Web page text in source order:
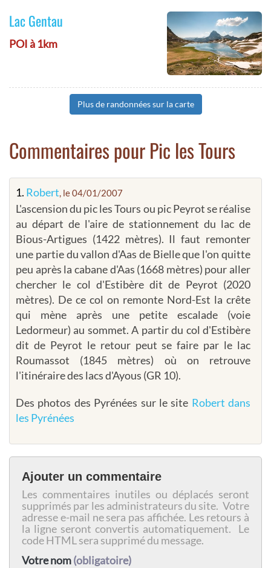
Lac Gentau
POI à 1km
Plus de randonnées sur la carte
Commentaires pour Pic les Tours
1. Robert, le 04/01/2007
L'ascension du pic les Tours ou pic Peyrot se réalise
au départ de l'aire de stationnement du lac de
Bious-Artigues (1422 mètres). Il faut remonter
une partie du vallon d'Aas de Bielle que l'on quitte
peu après la cabane d'Aas (1668 mètres) pour aller
chercher le col d'Estibère dit de Peyrot (2020
mètres). De ce col on remonte Nord-Est la crête
qui mène après une petite escalade (voie
Ledormeur) au sommet. A partir du col d'Estibère
dit de Peyrot le retour peut se faire par le lac
Roumassot (1845 mètres) où on retrouve
l'itinéraire des lacs d'Ayous (GR 10).
Des photos des Pyrénées sur le site Robert dans
les Pyrénées
Ajouter un commentaire
Les commentaires inutiles ou déplacés seront
supprimés par les administrateurs du site. Votre
adresse e-mail ne sera pas affichée. Les retours à
la ligne seront convertis automatiquement. Le
code HTML sera supprimé du message.
Votre nom(obligatoire)